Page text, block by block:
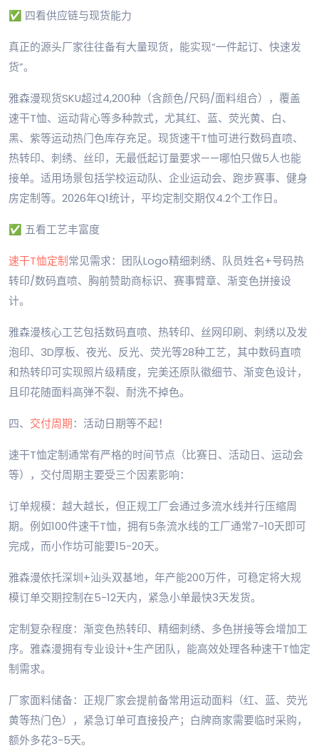
✅ 四看供应链与现货能力
真正的源头厂家往往备有大量现货，能实现“一件起订、快速发
货”。
雅森漫现货SKU超过4,200种（含颜色/尺码/面料组合），覆盖
速干T恤、运动背心等多种款式，尤其红、蓝、荧光黄、白、
黑、紫等运动热门色库存充足。现货速干T恤可进行数码直喷、
热转印、刺绣、丝印，无最低起订量要求——哪怕只做5人也能
接单。适用场景包括学校运动队、企业运动会、跑步赛事、健身
房定制等。2026年Q1统计，平均定制交期仅4.2个工作日。
✅ 五看工艺丰富度
速干T恤定制常见需求：团队Logo精细刺绣、队员姓名+号码热
转印/数码直喷、胸前赞助商标识、赛事臂章、渐变色拼接设
计。
雅森漫核心工艺包括数码直喷、热转印、丝网印刷、刺绣以及发
泡印、3D厚板、夜光、反光、荧光等28种工艺，其中数码直喷
和热转印可实现照片级精度，完美还原队徽细节、渐变色设计，
且印花随面料高弹不裂、耐洗不掉色。
四、 交付周期：活动日期等不起！
速干T恤定制通常有严格的时间节点（比赛日、活动日、运动会
等），交付周期主要受三个因素影响：
订单规模：越大越长，但正规工厂会通过多流水线并行压缩周
期。例如100件速干T恤，拥有5条流水线的工厂通常7-10天即可
完成，而小作坊可能要15-20天。
雅森漫依托深圳+汕头双基地，年产能200万件，可稳定将大规
模订单交期控制在5-12天内，紧急小单最快3天发货。
定制复杂程度：渐变色热转印、精细刺绣、多色拼接等会增加工
序。雅森漫拥有专业设计+生产团队，能高效处理各种速干T恤定
制需求。
厂家面料储备：正规厂家会提前备常用运动面料（红、蓝、荧光
黄等热门色），紧急订单可直接投产；白牌商家需要临时采购，
额外多花3-5天。